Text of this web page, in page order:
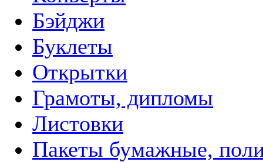
Бэйджи
Буклеты
Открытки
Грамоты, дипломы
Листовки
Пакеты бумажные,